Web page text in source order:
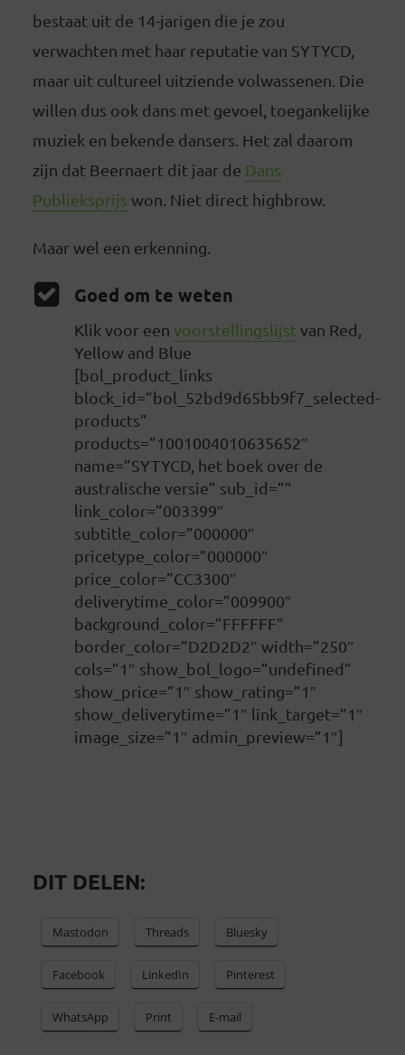
bestaat uit de 14-jarigen die je zou
verwachten met haar reputatie van SYTYCD,
maar uit cultureel uitziende volwassenen. Die
willen dus ook dans met gevoel, toegankelijke
muziek en bekende dansers. Het zal daarom
zijn dat Beernaert dit jaar de Dans
Publieksprijs won. Niet direct highbrow.
Maar wel een erkenning.
Goed om te weten
Klik voor een voorstellingslijstvan Red,
Yellow and Blue
[bol_product_links
block_id=”bol_52bd9d65bb9f7_selected-
products”
products=”1001004010635652″
name=”SYTYCD, het boek over de
australische versie” sub_id=””
link_color=”003399″
subtitle_color=”000000″
pricetype_color=”000000″
price_color=”CC3300″
deliverytime_color=”009900″
background_color=”FFFFFF”
border_color=”D2D2D2″ width=”250″
cols=”1″ show_bol_logo=”undefined”
show_price=”1″ show_rating=”1″
show_deliverytime=”1″ link_target=”1″
image_size=”1″ admin_preview=”1″]
DIT DELEN:
Mastodon Threads Bluesky
Facebook LinkedIn Pinterest
WhatsApp Print E-mail